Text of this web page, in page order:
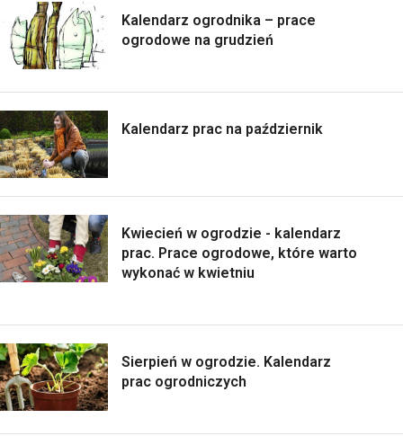
Kalendarz ogrodnika – prace
ogrodowe na grudzień
Kalendarz prac na październik
Kwiecień w ogrodzie - kalendarz
prac. Prace ogrodowe, które warto
wykonać w kwietniu
Sierpień w ogrodzie. Kalendarz
prac ogrodniczych